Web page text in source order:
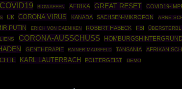
COVID19 BIOWAFFEN AFRIKA GREAT RESET COVID19-
UK CORONA VIRUS KANADA SACHSEN-MIKROFON ARNE
PUTIN ERICH VON DAENIKEN ROBERT HABECK FBI
CORONA-AUSSCHUSS HOMBURGSHINTERGRUND
GENTHERAPIE RAINER MAUSFELD TANSANIA
KARL LAUTERBACH POLTERGEIST DEMO